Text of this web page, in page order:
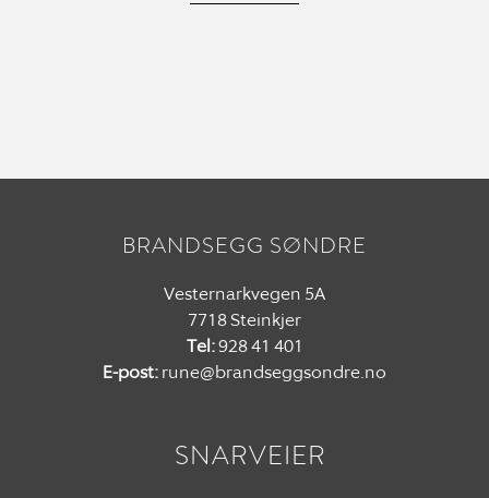
BRANDSEGG SØNDRE
Vesternarkvegen 5A
7718 Steinkjer
Tel:928 41 401
E-post:rune@brandseggsondre.no
SNARVEIER